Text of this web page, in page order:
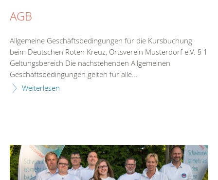
AGB
Allgemeine Geschäftsbedingungen für die Kursbuchung
beim Deutschen Roten Kreuz, Ortsverein Musterdorf e.V. § 1
Geltungsbereich Die nachstehenden Allgemeinen
Geschäftsbedingungen gelten für alle...
Weiterlesen